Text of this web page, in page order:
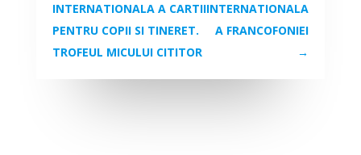
INTERNATIONALA A CARTII
PENTRU COPII SI TINERET.
TROFEUL MICULUI CITITOR
INTERNATIONALA
A FRANCOFONIEI
→